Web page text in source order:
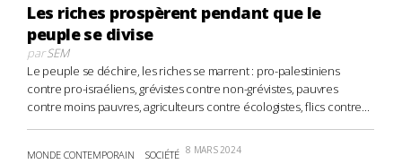
Les riches prospèrent pendant que le
peuple se divise
parSEM
Le peuple se déchire, les riches se marrent : pro-palestiniens
contre pro-israéliens, grévistes contre non-grévistes, pauvres
contre moins pauvres, agriculteurs contre écologistes, flics contre...
MONDE CONTEMPORAIN SOCIÉTÉ 8 MARS 2024